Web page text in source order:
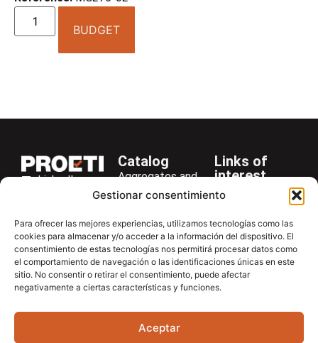
Gestionar consentimiento
Para ofrecer las mejores experiencias, utilizamos tecnologías como las
cookies para almacenar y/o acceder a la información del dispositivo. El
consentimiento de estas tecnologías nos permitirá procesar datos como
el comportamiento de navegación o las identificaciones únicas en este
sitio. No consentir o retirar el consentimiento, puede afectar
negativamente a ciertas características y funciones.
Aceptar
BUDGET
LinkedIn
+34 916 28
29 40
proetisa@proetisa.com
Ctra de
Algete, Av
M-106, Km
Catalog
Aggregates and
Rocks
Asphalt
Cements
Concrete
Soils
Soilmatic
Steels
Links of
interest
Company
News
Newsletter
Download
Contac